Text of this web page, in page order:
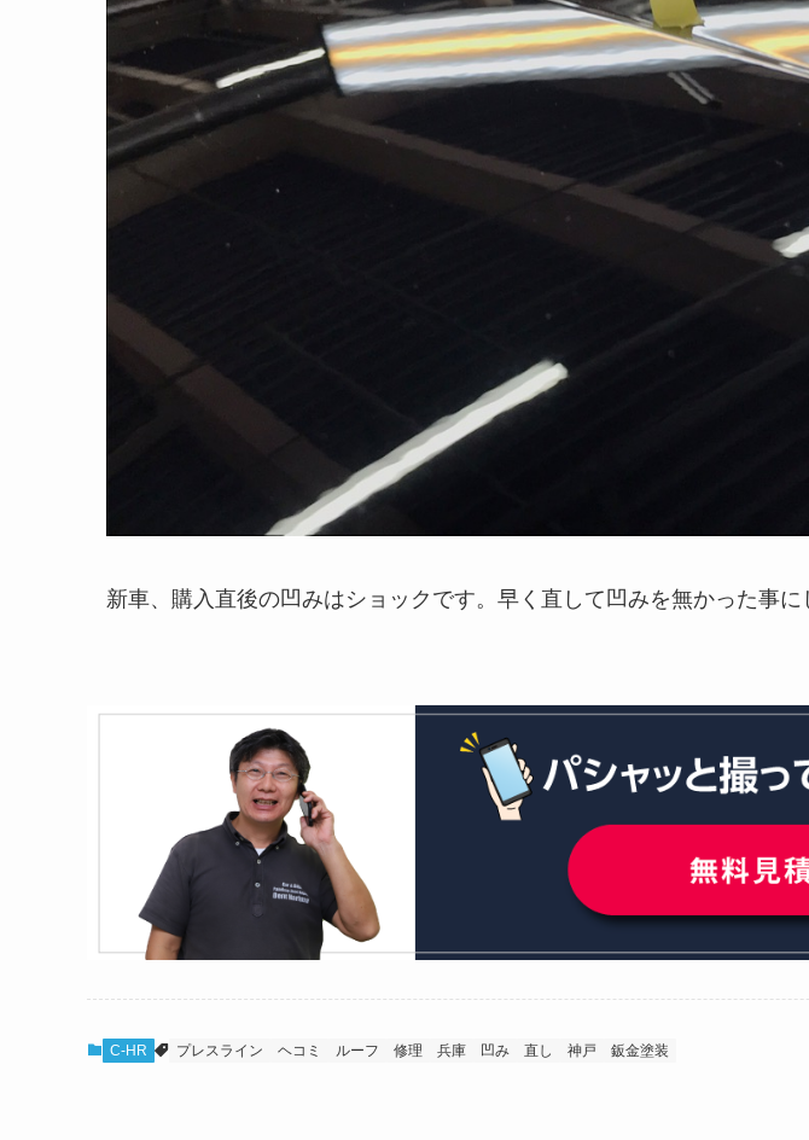
新車、購入直後の凹みはショックです。早く直して凹みを無かった事に
C-HR プレスライン ヘコミ ルーフ 修理 兵庫 凹み 直し 神戸 鈑金塗装